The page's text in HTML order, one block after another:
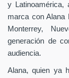
y Latinoamérica,
marca con Alana
Monterrey,
generación de
audiencia.
Alana, quien ya